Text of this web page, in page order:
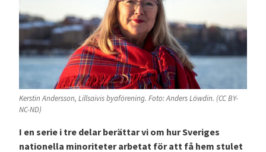
Kerstin Andersson, Lillsaivis byaförening. Foto: Anders Löwdin. (CC BY-
NC-ND)
I en serie i tre delar berättar vi om hur Sveriges
nationella minoriteter arbetat för att få hem stulet